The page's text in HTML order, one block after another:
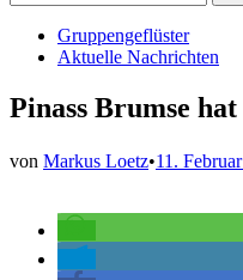
nach:
Veröffentlicht
Gruppengeflüster
Aktuelle Nachrichten
Pinass Brumse
von Markus Loetz•11.